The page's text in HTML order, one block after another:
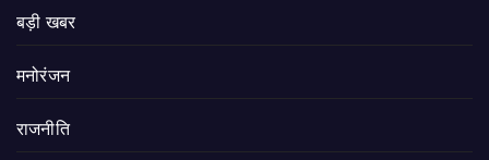
बड़ी खबर
मनोरंजन
राजनीति